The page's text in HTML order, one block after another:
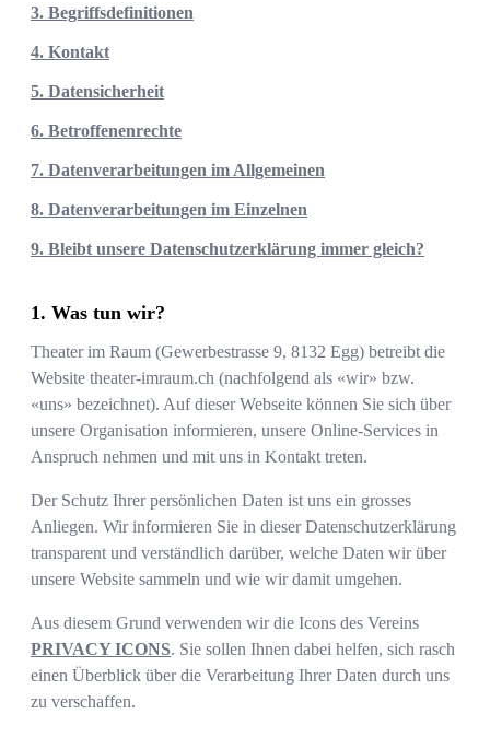
3. Begriffsdefinitionen
4. Kontakt
5. Datensicherheit
6. Betroffenenrechte
7. Datenverarbeitungen im Allgemeinen
8. Datenverarbeitungen im Einzelnen
9. Bleibt unsere Datenschutzerklärung immer gleich?
Was tun wir?
Theater im Raum (Gewerbestrasse 9, 8132 Egg) betreibt die
Website theater-imraum.ch (nachfolgend als «wir» bzw.
«uns» bezeichnet). Auf dieser Webseite können Sie sich über
unsere Organisation informieren, unsere Online-Services in
Anspruch nehmen und mit uns in Kontakt treten.
Der Schutz Ihrer persönlichen Daten ist uns ein grosses
Anliegen. Wir informieren Sie in dieser Datenschutzerklärung
transparent und verständlich darüber, welche Daten wir über
unsere Website sammeln und wie wir damit umgehen.
Aus diesem Grund verwenden wir die Icons des Vereins
PRIVACY ICONS. Sie sollen Ihnen dabei helfen, sich rasch
einen Überblick über die Verarbeitung Ihrer Daten durch uns
zu verschaffen.